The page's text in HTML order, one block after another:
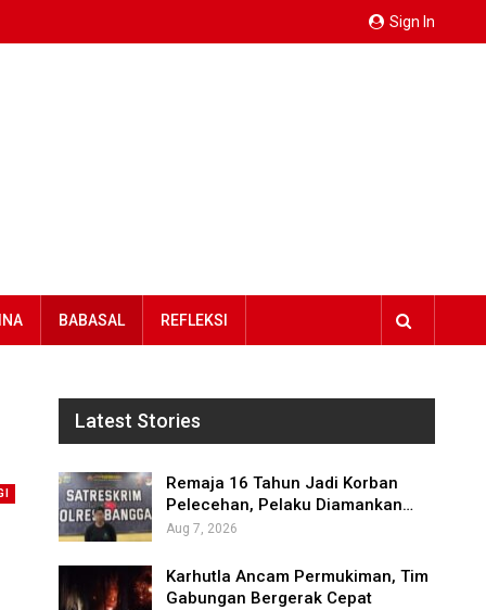
Sign In
BABASAL REFLEKSI
Latest Stories
Remaja 16 Tahun Jadi Korban
Pelecehan, Pelaku Diamankan…
Aug 7, 2026
Karhutla Ancam Permukiman, Tim
Gabungan Bergerak Cepat